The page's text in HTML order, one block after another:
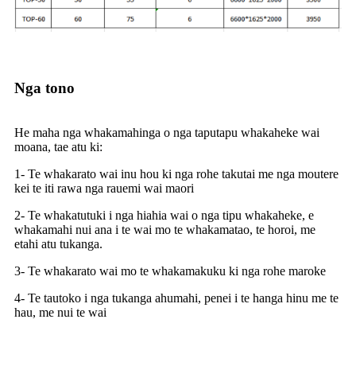
Nga tono
He maha nga whakamahinga o nga taputapu whakaheke wai
moana, tae atu ki:
1- Te whakarato wai inu hou ki nga rohe takutai me nga moutere
kei te iti rawa nga rauemi wai maori
2- Te whakatutuki i nga hiahia wai o nga tipu whakaheke, e
whakamahi nui ana i te wai mo te whakamatao, te horoi, me
etahi atu tukanga.
3- Te whakarato wai mo te whakamakuku ki nga rohe maroke
4- Te tautoko i nga tukanga ahumahi, penei i te hanga hinu me te
hau, me nui te wai